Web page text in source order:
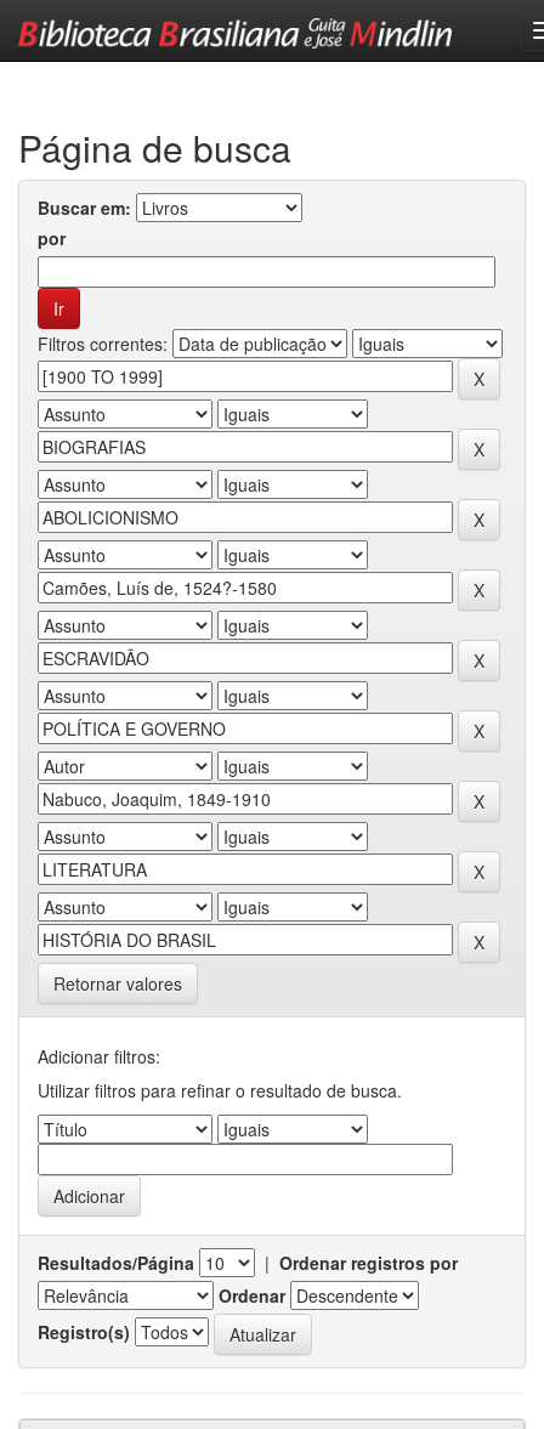
Página de busca
Buscar em:
por
Filtros correntes:
Retornar valores
Adicionar filtros:
Utilizar filtros para refinar o resultado de busca.
Resultados/Página | Ordenar registros por
Ordenar
Registro(s)